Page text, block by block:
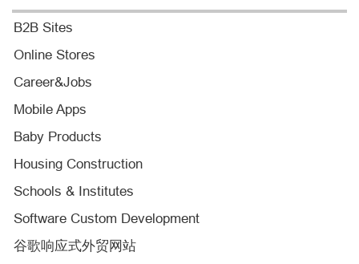
B2B Sites
Online Stores
Career&Jobs
Mobile Apps
Baby Products
Housing Construction
Schools & Institutes
Software Custom Development
谷歌响应式外贸网站